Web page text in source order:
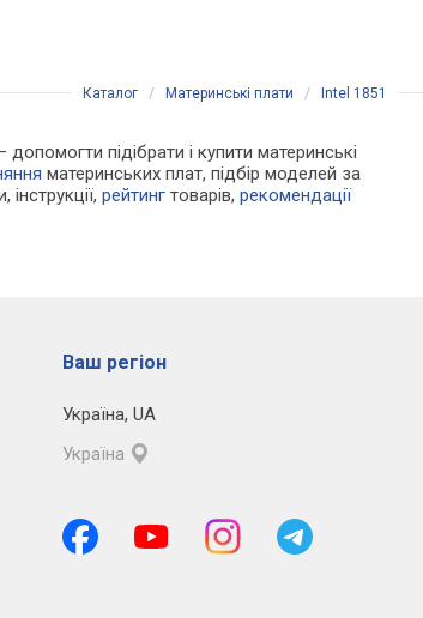
Каталог / Материнські плати / Intel 1851
підібрати і купити материнські
материнських плат, підбір моделей за
інструкції,рейтинг товарів,рекомендації
Ваш регіон
Україна, UA
Україна